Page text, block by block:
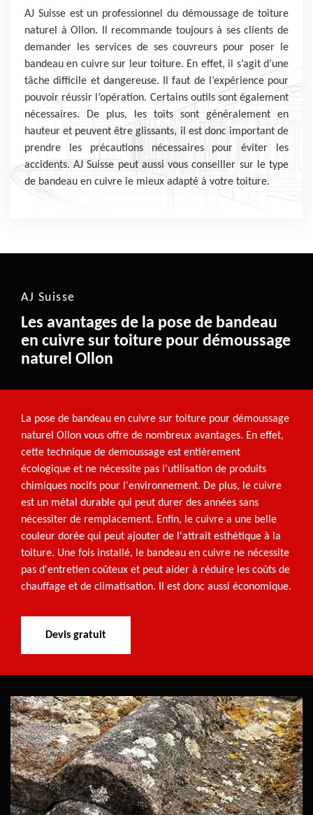
AJ Suisse est un professionnel du démoussage de toiture
naturel à Ollon. Il recommande toujours à ses clients de
demander les services de ses couvreurs pour poser le
bandeau en cuivre sur leur toiture. En effet, il s’agit d’une
tâche difficile et dangereuse. Il faut de l’expérience pour
pouvoir réussir l’opération. Certains outils sont également
nécessaires. De plus, les toits sont généralement en
hauteur et peuvent être glissants, il est donc important de
prendre les précautions nécessaires pour éviter les
accidents. AJ Suisse peut aussi vous conseiller sur le type
de bandeau en cuivre le mieux adapté à votre toiture.
AJ Suisse
Les avantages de la pose de bandeau
en cuivre sur toiture pour démoussage
naturel Ollon
La pose de bandeau en cuivre sur toiture pour démoussage
naturel Ollon vous offre de nombreux avantages. En effet,
cette technique de demoussage est entièrement
écologique et ne nécessite pas l'utilisation de produits
chimiques nocifs pour l'environnement. De plus, le cuivre
est un métal durable qui peut durer des années sans
nécessiter de remplacement. Enfin, le cuivre a une belle
couleur dorée qui peut ajouter de l'attrait esthétique à la
toiture. Une fois installé, le bandeau en cuivre ne nécessite
pas d'entretien coûteux et peut aider à réduire les coûts de
chauffage et de climatisation. Il est donc aussi économique.
Devis gratuit